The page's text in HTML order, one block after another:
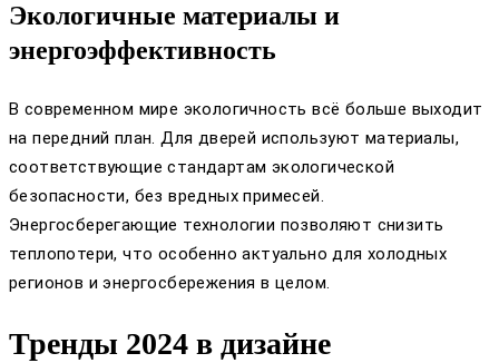
Экологичные материалы и
энергоэффективность
В современном мире экологичность всё больше выходит
на передний план. Для дверей используют материалы,
соответствующие стандартам экологической
безопасности, без вредных примесей.
Энергосберегающие технологии позволяют снизить
теплопотери, что особенно актуально для холодных
регионов и энергосбережения в целом.
Тренды 2024 в дизайне